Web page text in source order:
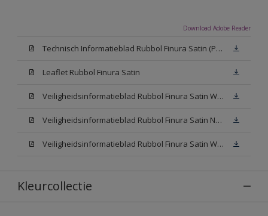
Download Adobe Reader
Technisch Informatieblad Rubbol Finura Satin (PDF)
Leaflet Rubbol Finura Satin
Veiligheidsinformatieblad Rubbol Finura Satin W05 (MSDS)
Veiligheidsinformatieblad Rubbol Finura Satin N00 (MSDS)
Veiligheidsinformatieblad Rubbol Finura Satin White (MSDS)
Kleurcollectie